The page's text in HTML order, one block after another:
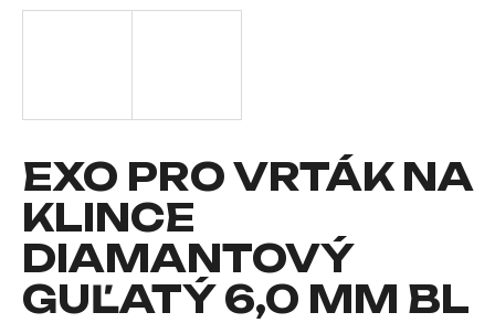
EXO PRO VRTÁK NA
KLINCE
DIAMANTOVÝ
GUĽATÝ 6,0 MM BL
ť
HĽADAŤ